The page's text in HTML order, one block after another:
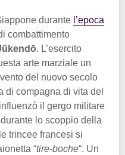
durante l’epoca
combattimento
. L’esercito
arte marziale un
del nuovo secolo
di compagna di vita del
il gergo militare
lo scoppio della
trincee francesi si
“tire-boche“. Un